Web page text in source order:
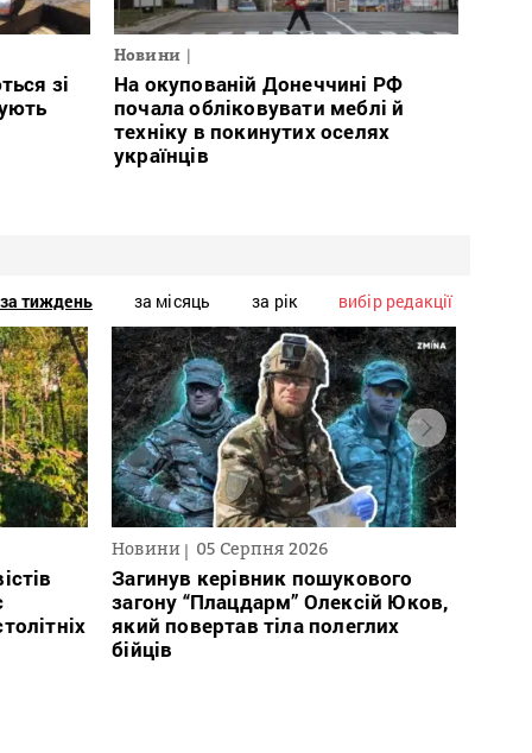
зі
Новини
На окупованій Донеччині РФ
почала обліковувати меблі й
техніку в покинутих оселях
українців
за тиждень за місяць за рік вибір редакції
Новини 05 Серпня 2026
Загинув керівник пошукового
загону “Плацдарм” Олексій Юков,
який повертав тіла полеглих
бійців